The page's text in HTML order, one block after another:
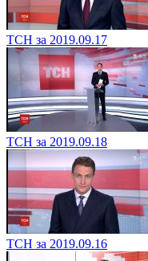
ТСН за 2019.09.17
ТСН за 2019.09.18
ТСН за 2019.09.16